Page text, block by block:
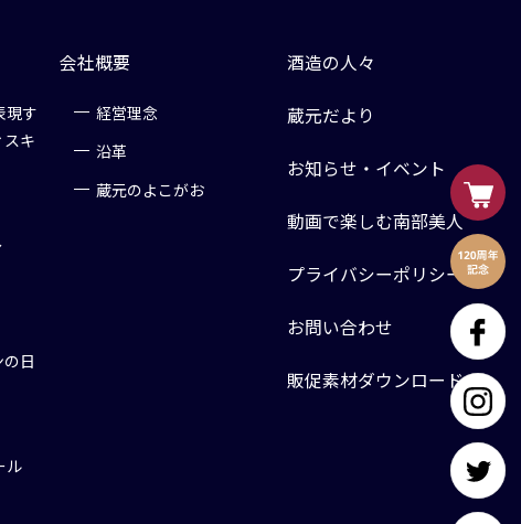
現す
スキ
日
ル
会社概要
経営理念
沿革
蔵元のよこがお
酒造の人々
蔵元だより
お知らせ・イベント
動画で楽しむ南部美人
プライバシーポリシー
お問い合わせ
販促素材ダウンロード